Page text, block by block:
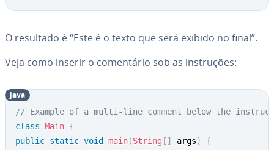
O resultado é “Este é o texto que será exibido no final”.
Veja como inserir o co­men­tá­rio sob as ins­tru­ções:
// Example of a multi-line comment below the
class Main {
public static void main(String [ ] args)
{
java